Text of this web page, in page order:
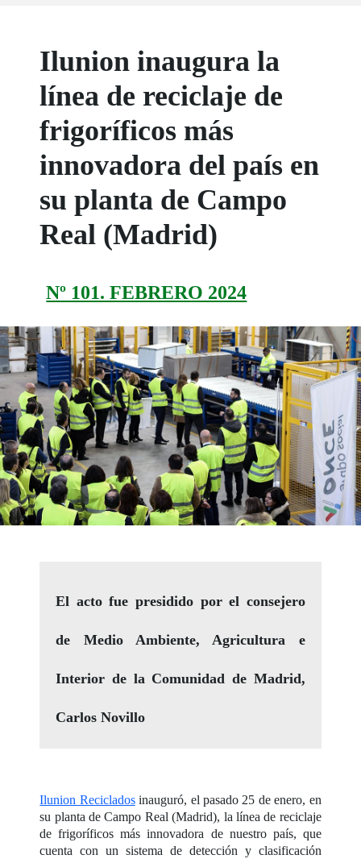
Ilunion inaugura la
línea de reciclaje de
frigoríficos más
innovadora del país en
su planta de Campo
Real (Madrid)
Nº 101. FEBRERO 2024
El acto fue presidido por el consejero
de Medio Ambiente, Agricultura e
Interior de la Comunidad de Madrid,
Carlos Novillo
Ilunion Recicladosinauguró, el pasado 25 de enero, en
su planta de Campo Real (Madrid), la línea de reciclaje
de frigoríficos más innovadora de nuestro país, que
cuenta con un sistema de detección y clasificación